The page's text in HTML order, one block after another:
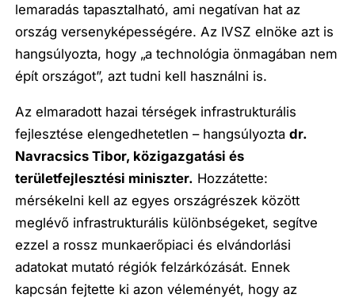
lemaradás tapasztalható, ami negatívan hat az
ország versenyképességére. Az IVSZ elnöke azt is
hangsúlyozta, hogy „a technológia önmagában nem
épít országot”, azt tudni kell használni is.
Az elmaradott hazai térségek infrastrukturális
fejlesztése elengedhetetlen – hangsúlyoztadr.
Navracsics Tibor, közigazgatási és
területfejlesztési miniszter. Hozzátette:
mérsékelni kell az egyes országrészek között
meglévő infrastrukturális különbségeket, segítve
ezzel a rossz munkaerőpiaci és elvándorlási
adatokat mutató régiók felzárkózását. Ennek
kapcsán fejtette ki azon véleményét, hogy az